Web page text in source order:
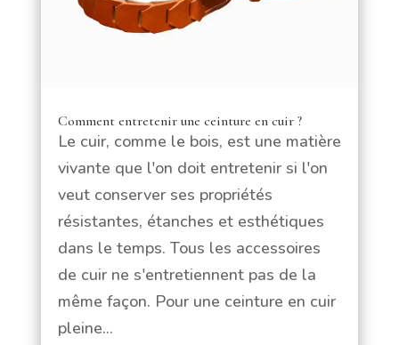
Comment entretenir une ceinture en cuir ?
Le cuir, comme le bois, est une matière
vivante que l'on doit entretenir si l'on
veut conserver ses propriétés
résistantes, étanches et esthétiques
dans le temps. Tous les accessoires
de cuir ne s'entretiennent pas de la
même façon. Pour une ceinture en cuir
pleine...